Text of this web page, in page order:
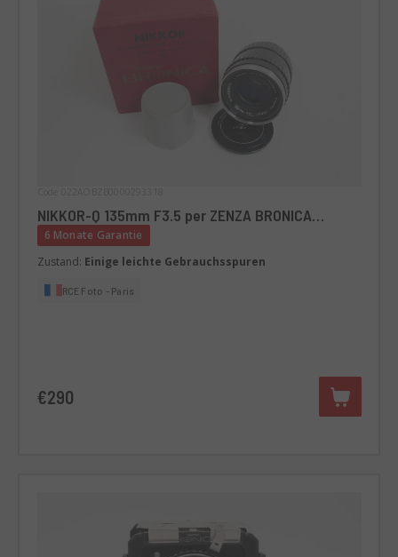
NIKKOR-Q 135mm F3.5 per ZENZA BRONICA
S2/S2A
6 Monate Garantie
Zustand: Einige leichte Gebrauchsspuren
RCE Foto - Paris
€290